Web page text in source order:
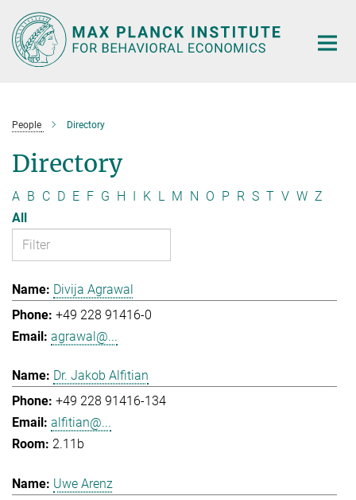
Main-
Content
People Directory
Directory
A B C D E F G H I K L M N O P R S T V W Z
All
Divija Agrawal
+49 228 91416-0
agrawal@...
Dr. Jakob Alfitian
+49 228 91416-134
alfitian@...
2.11b
Uwe Arenz